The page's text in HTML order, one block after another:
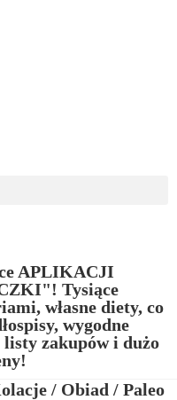
APLIKACJI
Tysiące
własne diety, co
wygodne
zakupów i dużo
/ Obiad / Paleo